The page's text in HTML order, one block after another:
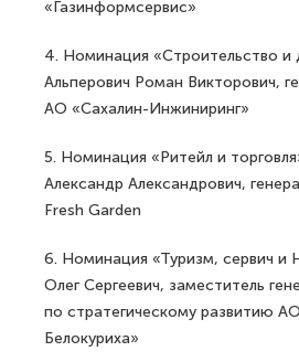
«Газинформсервис»
4. Номинация «Строительство и
Альперович Роман Викторович,
АО «Сахалин-Инжиниринг»
5. Номинация «Ритейл и
Александр Александрович,
Fresh Garden
6. Номинация «Туризм, сервич и
Олег Сергеевич, заместитель
по стратегическому развитию
Белокуриха»